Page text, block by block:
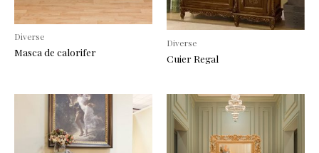
Diverse
Masca de calorifer
Diverse
Cuier Regal